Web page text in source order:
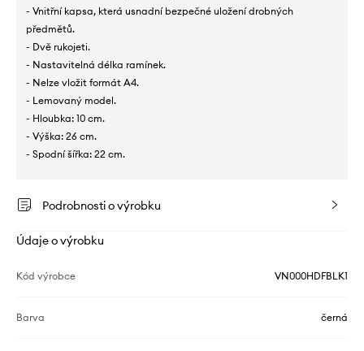
- Vnitřní kapsa, která usnadní bezpečné uložení drobných
předmětů.
- Dvě rukojeti.
- Nastavitelná délka ramínek.
- Nelze vložit formát A4.
- Lemovaný model.
- Hloubka: 10 cm.
- Výška: 26 cm.
- Spodní šířka: 22 cm.
Podrobnosti o výrobku
Údaje o výrobku
Kód výrobce VN000HDFBLK1
Barva černá